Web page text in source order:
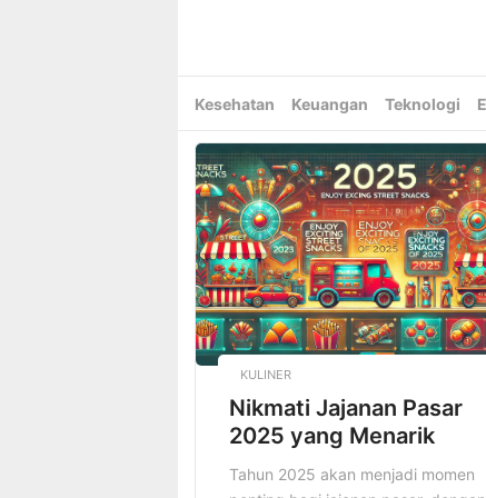
Kesehatan Keuangan Teknologi
KULINER
Nikmati Jajanan Pasar
2025 yang Menarik
Tahun 2025 akan menjadi momen